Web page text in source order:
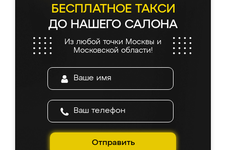
БЕСПЛАТНОЕ ТАКСИ
ДО НАШЕГО САЛОНА
Из любой точки Москвы и
Московской области!
Отправить